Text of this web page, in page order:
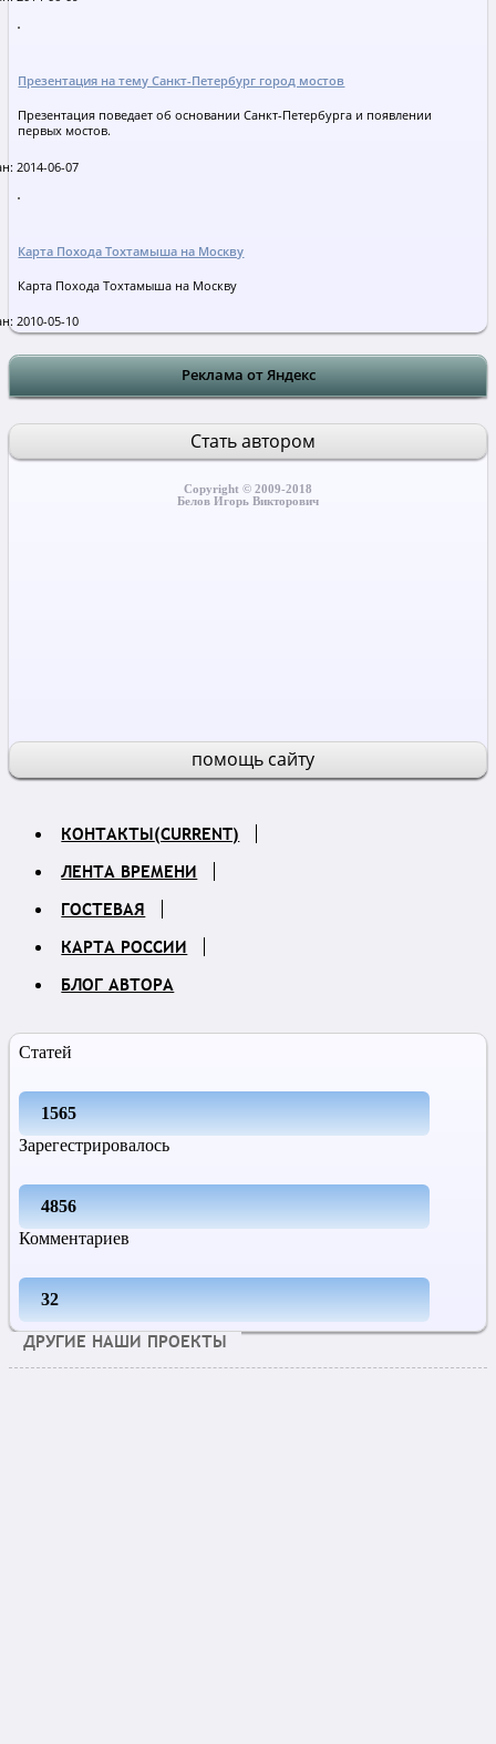
Презентация на тему Санкт-Петербург город мостов
Презентация поведает об основании Санкт-Петербурга и появлении
первых мостов.
2014-06-07
Карта Похода Тохтамыша на Москву
Карта Похода Тохтамыша на Москву
2010-05-10
Реклама от Яндекс
Стать автором
Copyright © 2009-2018
Белов Игорь Викторович
помощь сайту
КОНТАКТЫ(CURRENT)
ЛЕНТА ВРЕМЕНИ
ГОСТЕВАЯ
КАРТА РОССИИ
БЛОГ АВТОРА
Статей
1565
Зарегестрировалось
4856
Комментариев
32
ДРУГИЕ НАШИ ПРОЕКТЫ